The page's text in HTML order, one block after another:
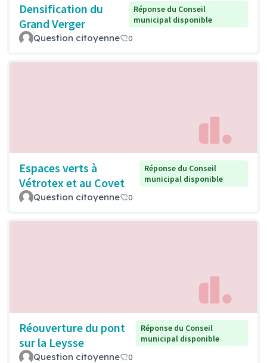
Densification du
Grand Verger
Réponse du Conseil
municipal disponible
Question citoyenne 0
Espaces verts à
Vétrotex et au Covet
Réponse du Conseil
municipal disponible
Question citoyenne 0
Réouverture du pont
sur la Leysse
Réponse du Conseil
municipal disponible
Question citoyenne 0